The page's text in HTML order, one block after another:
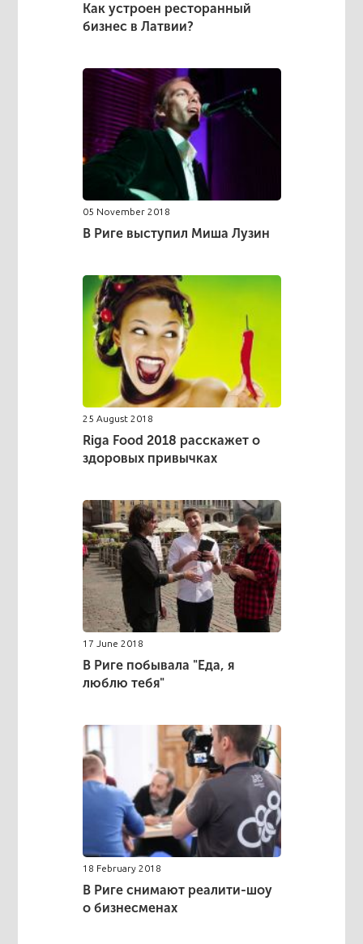
Как устроен ресторанный
бизнес в Латвии?
05 November 2018
В Риге выступил Миша Лузин
25 August 2018
Riga Food 2018 расскажет о
здоровых привычках
17 June 2018
В Риге побывала "Еда, я
люблю тебя"
18 February 2018
В Риге снимают реалити-шоу
о бизнесменах